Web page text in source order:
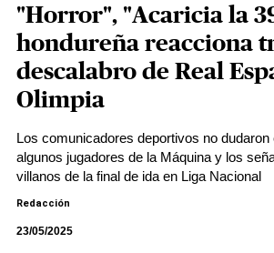
"Horror", "Acaricia la
hondureña reacciona
descalabro de Real
Olimpia
Los comunicadores deportivos no
algunos jugadores de la Máquina y los
villanos de la final de ida en Liga Nacional
Redacción
23/05/2025